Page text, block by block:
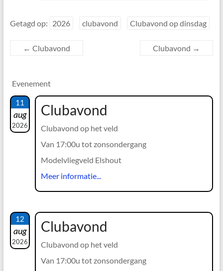
Getagd op: 2026 clubavond Clubavond op dinsdag
← Clubavond Clubavond →
Evenement
11
aug
2026
Clubavond
Clubavond op het veld
Van 17:00u tot zonsondergang
Modelvliegveld Elshout
Meer informatie...
12
aug
2026
Clubavond
Clubavond op het veld
Van 17:00u tot zonsondergang